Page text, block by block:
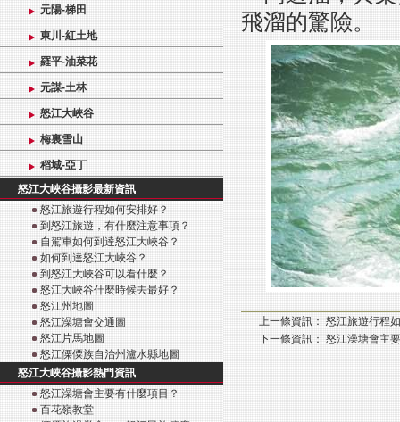
元陽-梯田
東川-紅土地
羅平-油菜花
元謀-土林
怒江大峽谷
梅裏雪山
稻城-亞丁
怒江大峽谷攝影最新資訊
怒江旅遊行程如何安排好？
到怒江旅遊，有什麼注意事項？
自駕車如何到達怒江大峽谷？
如何到達怒江大峽谷？
到怒江大峽谷可以看什麼？
怒江大峽谷什麼時候去最好？
怒江州地圖
怒江澡塘會交通圖
怒江片馬地圖
怒江傈僳族自治州瀘水縣地圖
怒江大峽谷攝影熱門資訊
怒江澡塘會主要有什麼項目？
百花嶺教堂
飛溜的驚險。
上一條資訊： 怒江旅遊行程
下一條資訊： 怒江澡塘會主